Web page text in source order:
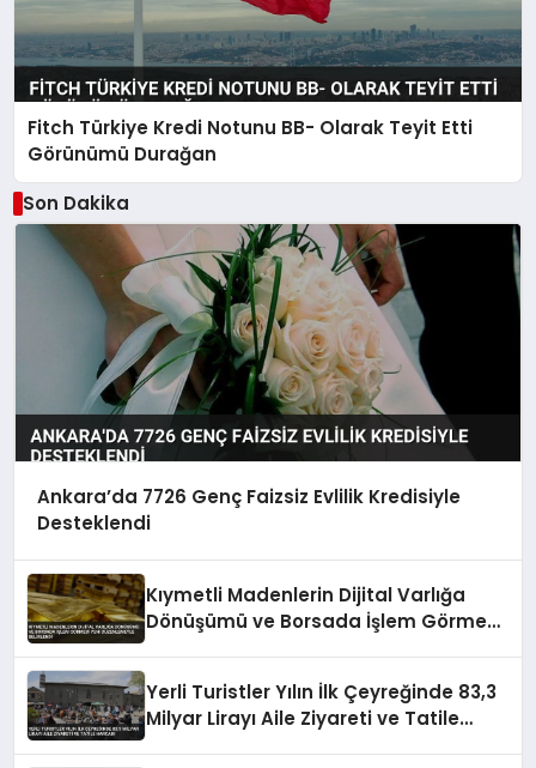
Fitch Türkiye Kredi Notunu BB- Olarak Teyit Etti
Görünümü Durağan
Son Dakika
Ankara’da 7726 Genç Faizsiz Evlilik Kredisiyle
Desteklendi
Kıymetli Madenlerin Dijital Varlığa
Dönüşümü ve Borsada İşlem Görmesi
Yerli Turistler Yılın İlk Çeyreğinde 83,3
Milyar Lirayı Aile Ziyareti ve Tatile